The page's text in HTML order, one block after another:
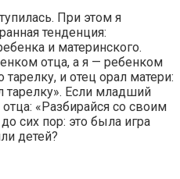
При этом я
тенденция:
и материнского.
отца, а я — ребенком
тарелку, и отец орал матери:
тарелку». Если младший
«Разбирайся со своим
сих пор: это была игра
детей?